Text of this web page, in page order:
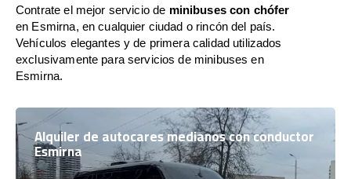
Contrate el mejor servicio de minibuses con chófer
en Esmirna, en cualquier ciudad o rincón del país.
Vehículos elegantes y de primera calidad utilizados
exclusivamente para servicios de minibuses en
Esmirna.
Alquiler de autocares medianos con conductor
Esmirna